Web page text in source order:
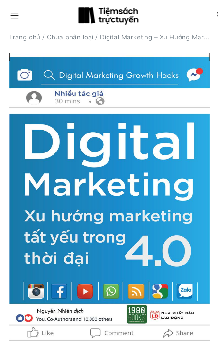
menu
Trang chủ / Chưa phân loại / Digital Marketing – Xu Hướng Marketing Tất Yếu Trong Thời Đại 4.0